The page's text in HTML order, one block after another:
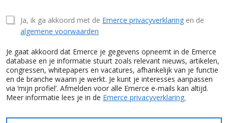
Ja, ik ga akkoord met de Emerce privacyverklaring en de
algemene voorwaarden
Je gaat akkoord dat Emerce je gegevens opneemt in de Emerce
database en je informatie stuurt zoals relevant nieuws, artikelen,
congressen, whitepapers en vacatures, afhankelijk van je functie
en de branche waarin je werkt. Je kunt je interesses aanpassen
via ‘mijn profiel’. Afmelden voor alle Emerce e-mails kan altijd.
Meer informatie lees je in de Emerce privacyverklaring.